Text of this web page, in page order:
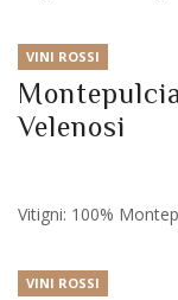
VINI ROSSI
Velenosi
Vitigni: 100%
VINI ROSSI